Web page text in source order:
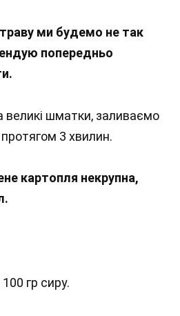
ми будемо не так
попередньо
великі шматки, заливаємо
3 хвилин.
картопля некрупна,
гр сиру.